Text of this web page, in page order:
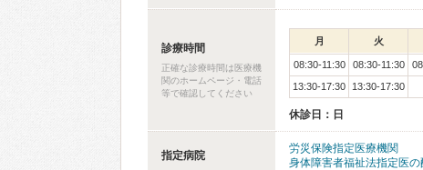
診療時間
正確な診療時間は医療機
関のホームページ・電話
等で確認してください
月 火
08:30-11:30 08:30-11:30
13:30-17:30
13:30-17:30
休診日：日
指定病院
労災保険指定医療機関
身体障害者福祉法指定医